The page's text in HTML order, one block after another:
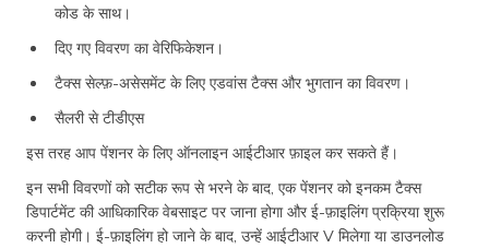
कोड के साथ।
दिए गए विवरण का वेरिफिकेशन।
टैक्स सेल्फ़-असेसमेंट के लिए एडवांस टैक्स और भुगतान का विवरण।
सैलरी से टीडीएस
इस तरह आप पेंशनर के लिए ऑनलाइन आईटीआर फ़ाइल कर सकते हैं।
इन सभी विवरणों को सटीक रूप से भरने के बाद, एक पेंशनर को इनकम टैक्स
डिपार्टमेंट की आधिकारिक वेबसाइट पर जाना होगा और ई-फ़ाइलिंग प्रक्रिया शुरू
करनी होगी। ई-फ़ाइलिंग हो जाने के बाद, उन्हें आईटीआर V मिलेगा या डाउनलोड